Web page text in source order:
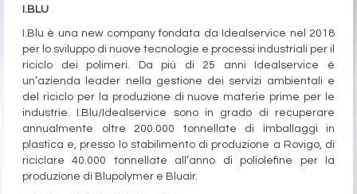
I.BLU
I.Blu è una new company fondata da Idealservice nel 2018
per lo sviluppo di nuove tecnologie e processi industriali per il
riciclo dei polimeri. Da più di 25 anni Idealservice è
un’azienda leader nella gestione dei servizi ambientali e
del riciclo per la produzione di nuove materie prime per le
industrie. I.Blu/Idealservice sono in grado di recuperare
annualmente oltre 200.000 tonnellate di imballaggi in
plastica e, presso lo stabilimento di produzione a Rovigo, di
riciclare 40.000 tonnellate all’anno di poliolefine per la
produzione di Blupolymer e Bluair.